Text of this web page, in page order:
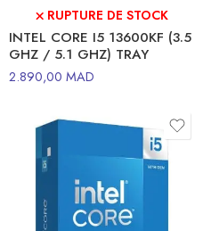
⛌ RUPTURE DE STOCK
INTEL CORE I5 13600KF (3.5
GHZ / 5.1 GHZ) TRAY
2.890,00 MAD